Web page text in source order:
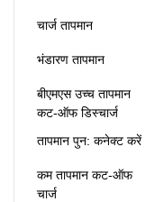
चार्ज तापमान
भंडारण तापमान
बीएमएस उच्च तापमान
कट-ऑफ डिस्चार्ज
तापमान पुन: कनेक्ट करें
कम तापमान कट-ऑफ
चार्ज